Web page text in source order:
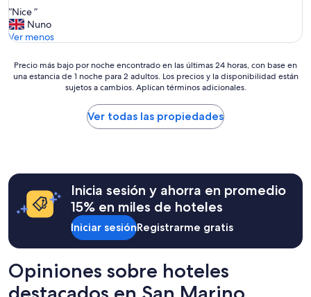
10,
(32
opiniones)
“
N
i
“Nice ”
Nuno
Ver menos
Precio
más
24
horas,
base
una
estancia
de
1
noche
Precio más bajo por noche encontrado en las últimas 24 horas, con base en
una estancia de 1 noche para 2 adultos. Los precios y la disponibilidad están
sujetos a cambios. Aplican términos adicionales.
Ver todas las propiedades
Inicia sesión y ahorra en promedio
15% en miles de hoteles
Iniciar sesiónRegistrarme gratis
Opiniones sobre hoteles